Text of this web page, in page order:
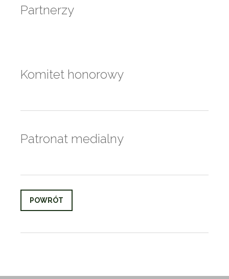
Partnerzy
Komitet honorowy
Patronat medialny
POWRÓT